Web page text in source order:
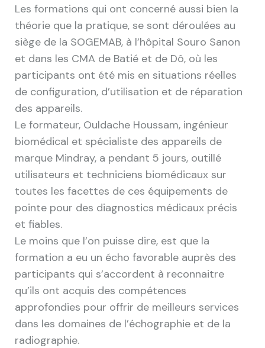
Les formations qui ont concerné aussi bien la
théorie que la pratique, se sont déroulées au
siège de la SOGEMAB, à l’hôpital Souro Sanon
et dans les CMA de Batié et de Dô, où les
participants ont été mis en situations réelles
de configuration, d’utilisation et de réparation
des appareils.
Le formateur, Ouldache Houssam, ingénieur
biomédical et spécialiste des appareils de
marque Mindray, a pendant 5 jours, outillé
utilisateurs et techniciens biomédicaux sur
toutes les facettes de ces équipements de
pointe pour des diagnostics médicaux précis
et fiables.
Le moins que l’on puisse dire, est que la
formation a eu un écho favorable auprès des
participants qui s’accordent à reconnaitre
qu’ils ont acquis des compétences
approfondies pour offrir de meilleurs services
dans les domaines de l’échographie et de la
radiographie.